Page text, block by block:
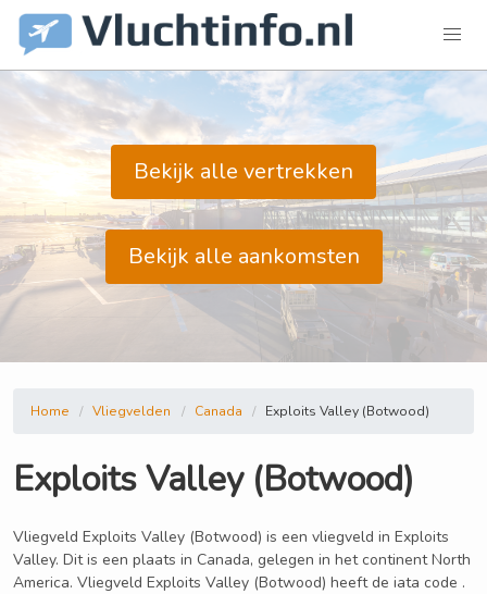
Bekijk alle vertrekken
Bekijk alle aankomsten
Home Vliegvelden Canada Exploits Valley (Botwood)
Exploits Valley (Botwood)
Vliegveld Exploits Valley (Botwood) is een vliegveld in Exploits
Valley. Dit is een plaats in Canada, gelegen in het continent North
America. Vliegveld Exploits Valley (Botwood) heeft de iata code .